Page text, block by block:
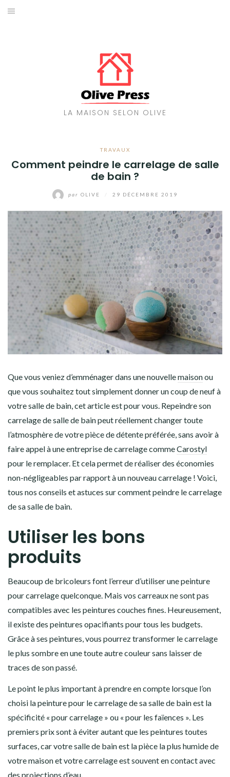
Aller
LA MAISON SELON OLIVE
TRAVAUX
Comment peindre le carrelage de salle
de bain ?
par OLIVE 29 DÉCEMBRE 2019
Que vous veniez d’emménager dans une nouvellemaisonou
que vous souhaitez tout simplement donner un coup de neuf à
votre salle de bain, cet article est pour vous. Repeindre son
carrelage de salle de bain peut réellement changer toute
l’atmosphère de votre pièce de détente préférée, sans avoir à
faire appel à une entreprise de carrelage commeCarostyl
pour le remplacer. Et cela permet de réaliser des économies
non-négligeables par rapport à un nouveau carrelage ! Voici,
tous nos conseils et astuces sur comment peindre le carrelage
de sa salle de bain.
Utiliser les bons
produits
Beaucoup de bricoleurs font l’erreur d’utiliser une peinture
pour carrelage quelconque. Mais vos carreaux ne sont pas
compatibles avec les peintures couches fines. Heureusement,
il existe des peintures opacifiants pour tous les budgets.
Grâce à ses peintures, vous pourrez transformer le carrelage
le plus sombre en une toute autre couleur sans laisser de
traces de son passé.
Le point le plus important à prendre en compte lorsque l’on
choisi la peinture pour le carrelage de sa salle de bain est la
spécificité « pour carrelage » ou « pour les faïences ». Les
premiers prix sont à éviter autant que les peintures toutes
surfaces, car votre salle de bain est la pièce la plus humide de
votre maison et votre carrelage est souvent en contact avec
des projections d’eau.